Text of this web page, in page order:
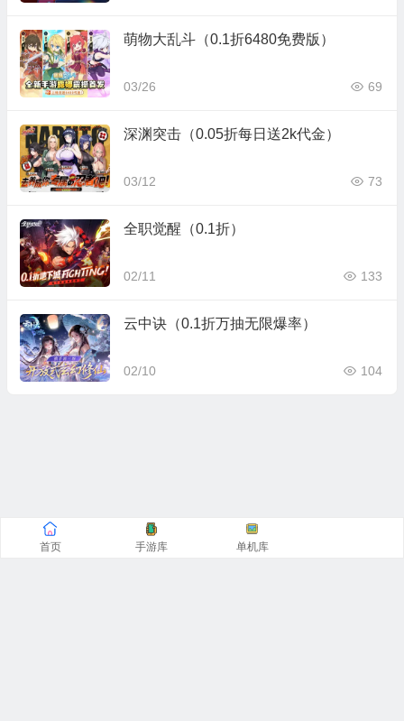
萌物大乱斗（0.1折6480免费版）
03/26 69
深渊突击（0.05折每日送2k代金）
03/12 73
全职觉醒（0.1折）
02/11 133
云中诀（0.1折万抽无限爆率）
02/10 104
首页 手游库 单机库